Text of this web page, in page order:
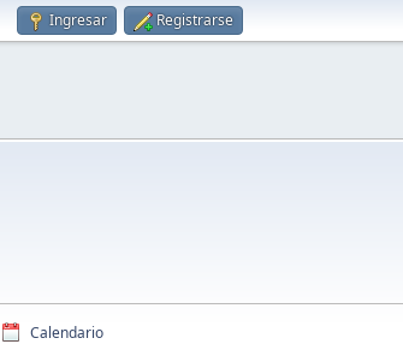
Ingresar Registrarse
Calendario